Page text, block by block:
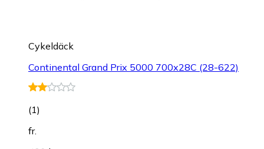
Cykeldäck
Continental Grand Prix 5000 700x28C (28-622)
(1)
fr.